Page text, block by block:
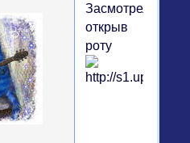
Засмотрелся,
открыв
роту